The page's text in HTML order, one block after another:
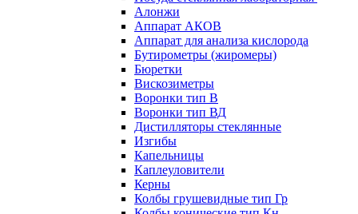
Алонжи
Аппарат АКОВ
Аппарат для анализа кислорода
Бутирометры (жиромеры)
Бюретки
Вискозиметры
Воронки тип В
Воронки тип ВД
Дистилляторы стеклянные
Изгибы
Капельницы
Каплеуловители
Керны
Колбы грушевидные тип Гр